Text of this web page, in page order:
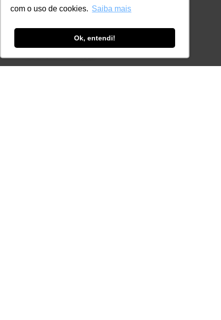
com o uso de cookies. Saiba mais
Ok, entendi!
+55 11 98924-8322